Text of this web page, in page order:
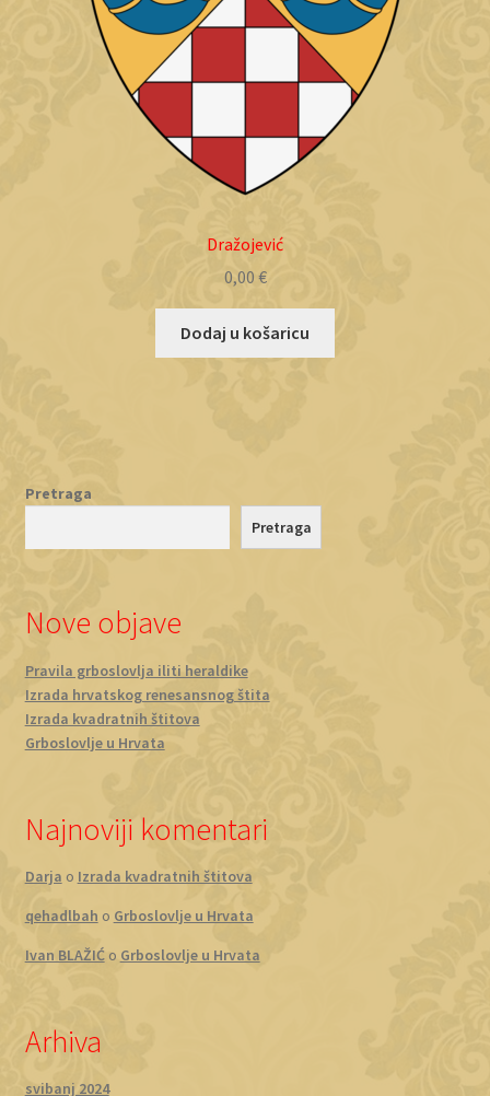
Dražojević
0,00 €
Dodaj u košaricu
Pretraga
Pretraga
Nove objave
Pravila grboslovlja iliti heraldike
Izrada hrvatskog renesansnog štita
Izrada kvadratnih štitova
Grboslovlje u Hrvata
Najnoviji komentari
Darja o Izrada kvadratnih štitova
qehadlbah o Grboslovlje u Hrvata
Ivan BLAŽIĆo Grboslovlje u Hrvata
Arhiva
svibanj 2024